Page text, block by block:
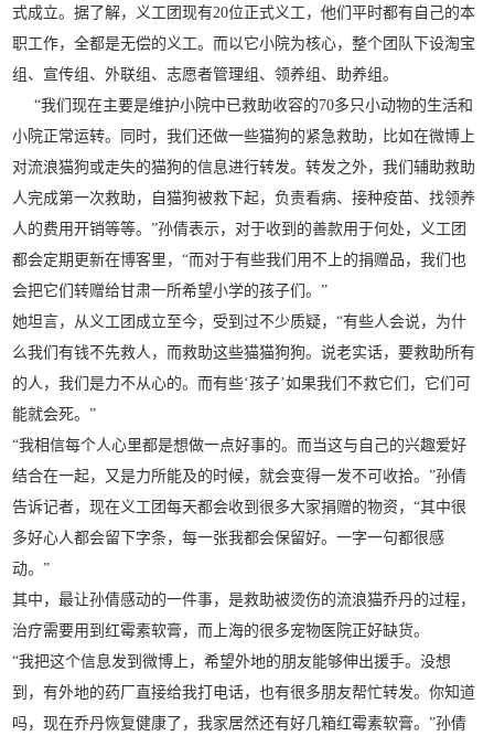
式成立。据了解，义工团现有20位正式义工，他们平时都有自己的本
职工作，全都是无偿的义工。而以它小院为核心，整个团队下设淘宝
组、宣传组、外联组、志愿者管理组、领养组、助养组。
“我们现在主要是维护小院中已救助收容的70多只小动物的生活和
小院正常运转。同时，我们还做一些猫狗的紧急救助，比如在微博上
对流浪猫狗或走失的猫狗的信息进行转发。转发之外，我们辅助救助
人完成第一次救助，自猫狗被救下起，负责看病、接种疫苗、找领养
人的费用开销等等。”孙倩表示，对于收到的善款用于何处，义工团
都会定期更新在博客里，“而对于有些我们用不上的捐赠品，我们也
会把它们转赠给甘肃一所希望小学的孩子们。”
她坦言，从义工团成立至今，受到过不少质疑，“有些人会说，为什
么我们有钱不先救人，而救助这些猫猫狗狗。说老实话，要救助所有
的人，我们是力不从心的。而有些‘孩子’如果我们不救它们，它们可
能就会死。”
“我相信每个人心里都是想做一点好事的。而当这与自己的兴趣爱好
结合在一起，又是力所能及的时候，就会变得一发不可收拾。”孙倩
告诉记者，现在义工团每天都会收到很多大家捐赠的物资，“其中很
多好心人都会留下字条，每一张我都会保留好。一字一句都很感
动。”
其中，最让孙倩感动的一件事，是救助被烫伤的流浪猫乔丹的过程，
治疗需要用到红霉素软膏，而上海的很多宠物医院正好缺货。
“我把这个信息发到微博上，希望外地的朋友能够伸出援手。没想
到，有外地的药厂直接给我打电话，也有很多朋友帮忙转发。你知道
吗，现在乔丹恢复健康了，我家居然还有好几箱红霉素软膏。”孙倩